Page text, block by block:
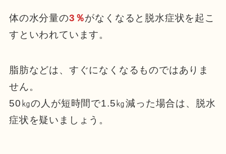
体の水分量の3％がなくなると脱水症状を起こ
すといわれています。
脂肪などは、すぐになくなるものではありま
せん。
50㎏の人が短時間で1.5㎏減った場合は、脱水
症状を疑いましょう。